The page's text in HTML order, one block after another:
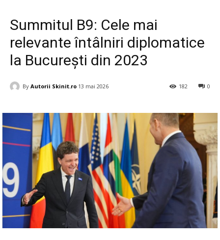
Summitul B9: Cele mai
relevante întâlniri diplomatice
la București din 2023
By Autorii Skinit.ro 13 mai 2026 0
182